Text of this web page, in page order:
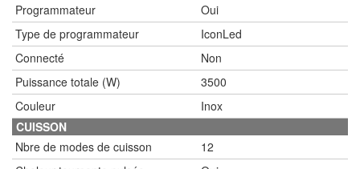
Programmateur
Oui
Type de programmateur
IconLed
Connecté
Non
Puissance totale (W)
3500
Couleur
Inox
CUISSON
Nbre de modes de cuisson
12